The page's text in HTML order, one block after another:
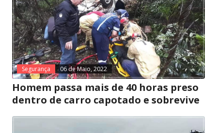
Segurança 06 de Maio, 2022
Homem passa mais de 40 horas preso
dentro de carro capotado e sobrevive